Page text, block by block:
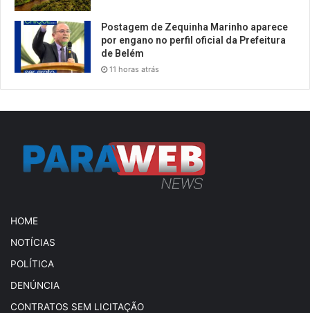
Postagem de Zequinha Marinho aparece
por engano no perfil oficial da Prefeitura
de Belém
11 horas atrás
HOME
NOTÍCIAS
POLÍTICA
DENÚNCIA
CONTRATOS SEM LICITAÇÃO